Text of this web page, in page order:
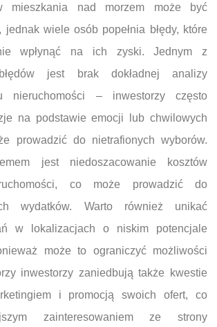
mieszkania nad morzem może być
jednak wiele osób popełnia błędy, które
wpłynąć na ich zyski. Jednym z
jest brak dokładnej analizy
nieruchomości – inwestorzy często
na podstawie emocji lub chwilowych
prowadzić do nietrafionych wyborów.
jest niedoszacowanie kosztów
co może prowadzić do
wydatków. Warto również unikać
w lokalizacjach o niskim potencjale
może to ograniczyć możliwości
inwestorzy zaniedbują także kwestie
i promocją swoich ofert, co
zainteresowaniem ze strony